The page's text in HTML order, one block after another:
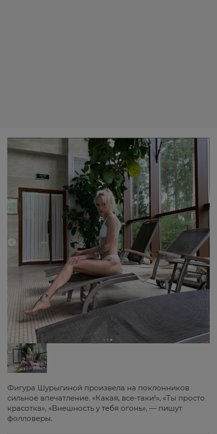
Фигура Шурыгиной произвела на поклонников
сильное впечатление. «Какая, все-таки!», «Ты просто
красотка», «Внешность у тебя огонь», — пишут
фолловеры.